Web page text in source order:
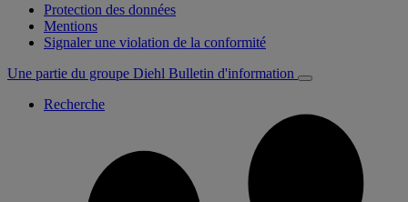
Protection des données
Mentions
Signaler une violation de la conformité
Une partie du groupe Diehl Bulletin d'information
Recherche